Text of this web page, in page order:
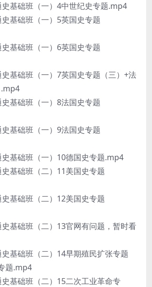
础班（一）4中世纪史专题.mp4
础班（一）5英国史专题
础班（一）6英国史专题
础班（一）7英国史专题（三）+法
础班（一）8法国史专题
础班（一）9法国史专题
础班（一）10德国史专题.mp4
础班（二）11美国史专题
础班（二）12美国史专题
础班（二）13官网有问题，暂时看
础班（二）14早期殖民扩张专题
题.mp4
础班（二）15二次工业革命专